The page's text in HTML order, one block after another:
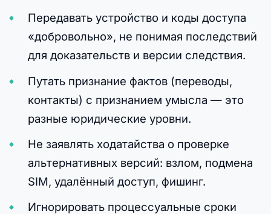
Передавать устройство и коды доступа
«добровольно», не понимая последствий
для доказательств и версии следствия.
Путать признание фактов (переводы,
контакты) с признанием умысла — это
разные юридические уровни.
Не заявлять ходатайства о проверке
альтернативных версий: взлом, подмена
SIM, удалённый доступ, фишинг.
Игнорировать процессуальные сроки